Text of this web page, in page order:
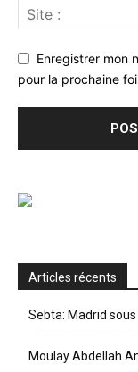
Enregistrer mon
pour la prochaine
Articles récents
Sebta: Madrid
Moulay Abdellah